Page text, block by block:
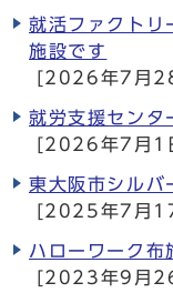
就活ファクトリ
施設です
[2026年7月
就労支援センタ
[2026年7月1
東大阪市シルバ
[2025年7月
ハローワーク布
[2023年9月